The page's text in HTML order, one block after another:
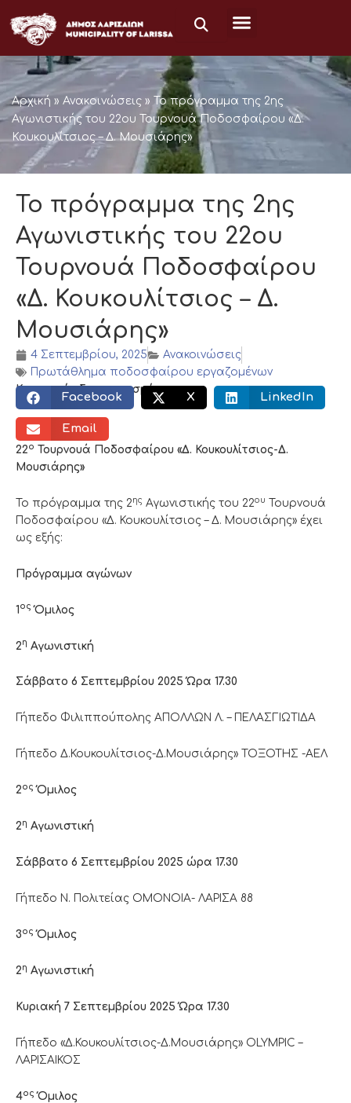
στο
περιεχόμενο
Αρχική » Ανακοινώσεις » Το πρόγραμμα της 2ης
Αγωνιστικής του 22ου Τουρνουά Ποδοσφαίρου «Δ.
Κουκουλίτσιος – Δ. Μουσιάρης»
Το πρόγραμμα της 2ης
Αγωνιστικής του 22ου
Τουρνουά Ποδοσφαίρου
«Δ. Κουκουλίτσιος – Δ.
Μουσιάρης»
4 Σεπτεμβρίου, 2025
Ανακοινώσεις
Πρωτάθλημα ποδοσφαίρου εργαζομένων
Κοινωνικός διαμοιρασμός:
Facebook X LinkedIn
Email
22ο Τουρνουά Ποδοσφαίρου «Δ. Κουκουλίτσιος-Δ.
Μουσιάρης»
Το πρόγραμμα της 2ης Αγωνιστικής του 22ου Τουρνουά
Ποδοσφαίρου «Δ. Κουκουλίτσιος – Δ. Μουσιάρης» έχει
ως εξής:
Πρόγραμμα αγώνων
1 ος Όμιλος
2η Αγωνιστική
Σάββατο 6 Σεπτεμβρίου 2025 Ώρα 17.30
Γήπεδο Φιλιππούπολης ΑΠΟΛΛΩΝ Λ. – ΠΕΛΑΣΓΙΩΤΙΔΑ
Γήπεδο Δ.Κουκουλίτσιος-Δ.Μουσιάρης» ΤΟΞΟΤΗΣ -ΑΕΛ
2ος Όμιλος
2η Αγωνιστική
Σάββατο 6 Σεπτεμβρίου 2025 ώρα 17.30
Γήπεδο Ν. Πολιτείας ΟΜΟΝΟΙΑ- ΛΑΡΙΣΑ 88
3ος Όμιλος
2η Αγωνιστική
Κυριακή 7 Σεπτεμβρίου 2025 Ώρα 17.30
Γήπεδο «Δ.Κουκουλίτσιος-Δ.Μουσιάρης» OLYMPIC –
ΛΑΡΙΣΑΙΚΟΣ
4ος Όμιλος